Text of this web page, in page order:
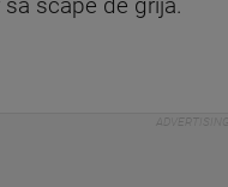
scape de grijă.